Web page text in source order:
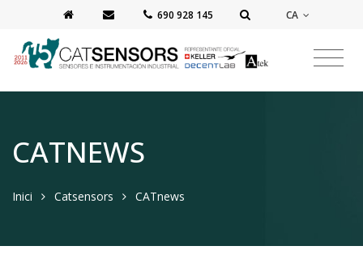
‭690 928 145‬ CA
CATNEWS
Inici Catsensors CATnews